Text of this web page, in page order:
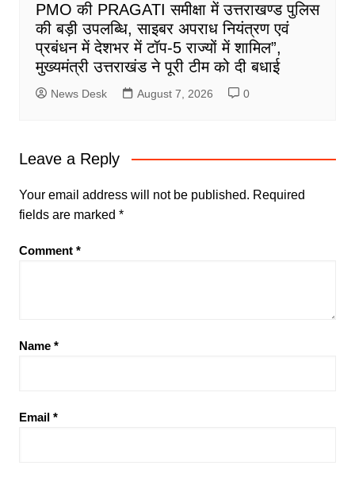
PMO की PRAGATI समीक्षा में उत्तराखण्ड पुलिस
की बड़ी उपलब्धि, साइबर अपराध नियंत्रण एवं
प्रबंधन में देशभर में टॉप-5 राज्यों में शामिल”,
मुख्यमंत्री उत्तराखंड ने पूरी टीम को दी बधाई
News Desk August 7, 2026 0
Leave a Reply
Your email address will not be published. Required
fields are marked *
Comment *
Name *
Email *